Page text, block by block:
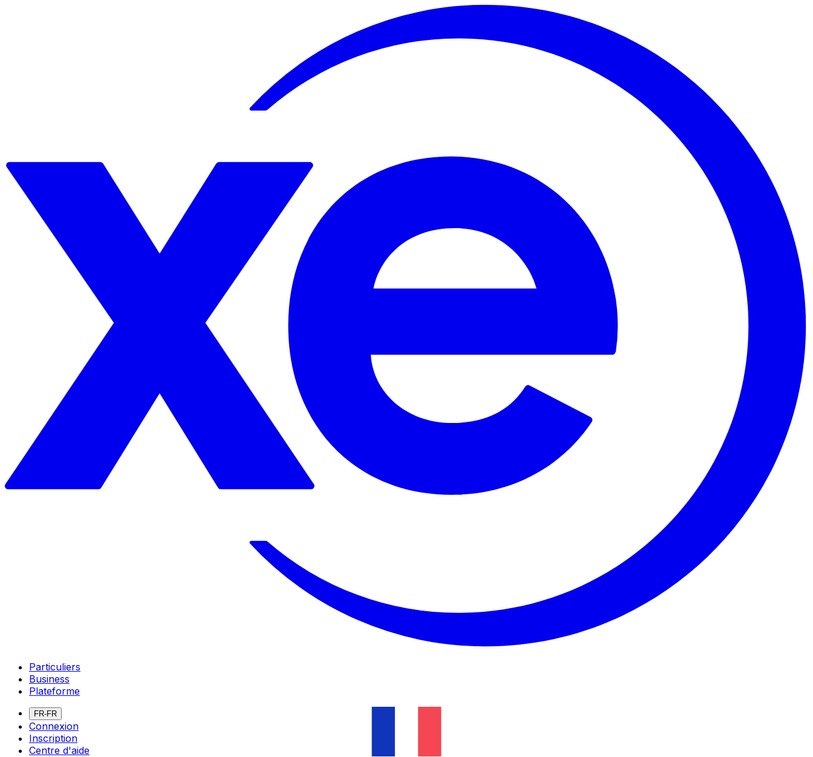
Particuliers
Business
Plateforme
FR-FR
Connexion
Inscription
Centre d'aide